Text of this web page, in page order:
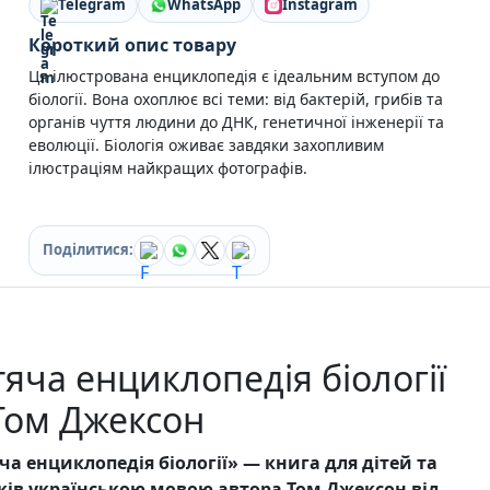
Кулінарія
Ігри для дорослих
Зарубіжні письменники
Різдвяні / Зимові
Книги для дітей
Картонні книги для найменших
Віммельбухи
Казки Вірші Оповідання
Вчимося читати
Прописи для дітей
Багаторазові прописи / Книги на липучках
Розмальовки та Аплікації
Енциклопедії
Навчальні книги
Книги про Україну
Telegram
WhatsApp Instagram
Короткий опис товару
Ця ілюстрована енциклопедія є ідеальним вступом до
біології. Вона охоплює всі теми: від бактерій, грибів та
органів чуття людини до ДНК, генетичної інженерії та
еволюції. Біологія оживає завдяки захопливим
ілюстраціям найкращих фотографів.
Поділитися:
енциклопедія біології
Джексон
енциклопедія біології» — книга для дітей та